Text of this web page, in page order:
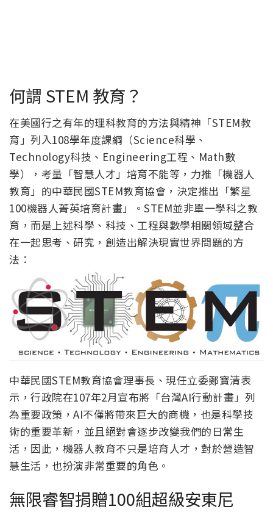
何謂 STEM 教育？
在美國行之有年的理科教育的方法與精神「STEM教
育」列入108學年度課綱（Science科學、
Technology科技、Engineering工程、Math數
學），考量「智慧人才」培育不能等，力推「機器人
教育」的中華民國STEM教育協會，決定推出「繁星
100機器人菁英培育計畫」。STEM並非單一學科之教
育，而是上述科學、科技、工程與數學相關領域整合
在一起思考、研究，創造出解決現實世界問題的方
法：
中華民國STEM教育協會理事長、現任立委鄭寶清表
示，行政院在107年2月宣布將「台灣AI行動計畫」列
為重要政策，AI不僅將帶來巨大的商機，也是科學技
術的重要革新，並且絕對會逐步改變我們的日常生
活，因此，機器人教育不只是培育人才，對於營造智
慧生活，也扮演非常重要的角色。
無限睿智捐贈100組超級安東尼